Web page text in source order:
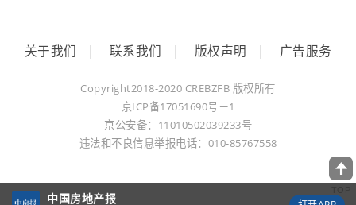
稳定，末梢灵活，支持各个园区通过平台进行定
除了打造沃土数字平台外，华为还对其进行了创
一是业务创新。“基于沃土数字平台，我们可以解
关于我们 | 联系我们 | 版权声明 | 广告服务
Copyright2018-2020 CREBZFB 版权所有
京ICP备17051690号－1
京公安备：11010502039233号
违法和不良信息举报电话：010-85767558
中国房地产报